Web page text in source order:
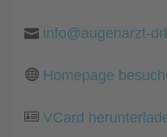
info@augenarzt-
Homepage
VCard